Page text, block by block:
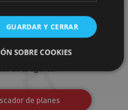
planes
visitas y los eventos más
de la agenda.
de planes
GUARDAR Y CERRAR
SOBRE COOKIES
necesarias
de rendimiento